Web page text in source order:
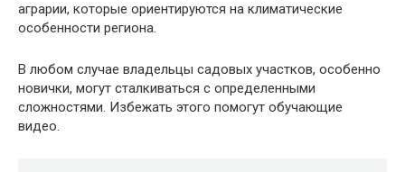
аграрии, которые ориентируются на климатические
особенности региона.
В любом случае владельцы садовых участков, особенно
новички, могут сталкиваться с определенными
сложностями. Избежать этого помогут обучающие
видео.